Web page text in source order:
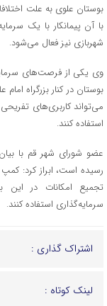
بوستان علوی به علت
با آن پیمانکار با یک
شهربازی نیز فعال می‌شود.
وی یکی از فرصت‌های
بوستان در کنار بزرگراه
می‌تواند کاربری‌های
استفاده کنند.
عضو شورای شهر قم با
رسیده است، ابراز کرد:
تجمیع امکانات در این
سرمایه‌گذاری استفاده کنند.
اشتراک گذاری :
لینک کوتاه :